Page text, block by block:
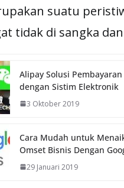
suatu
tidak di sangka dan
Alipay Solusi
dengan Sistim Elektronik
3 Oktober 2019
Cara Mudah untuk
Omset Bisnis Dengan
29 Januari 2019